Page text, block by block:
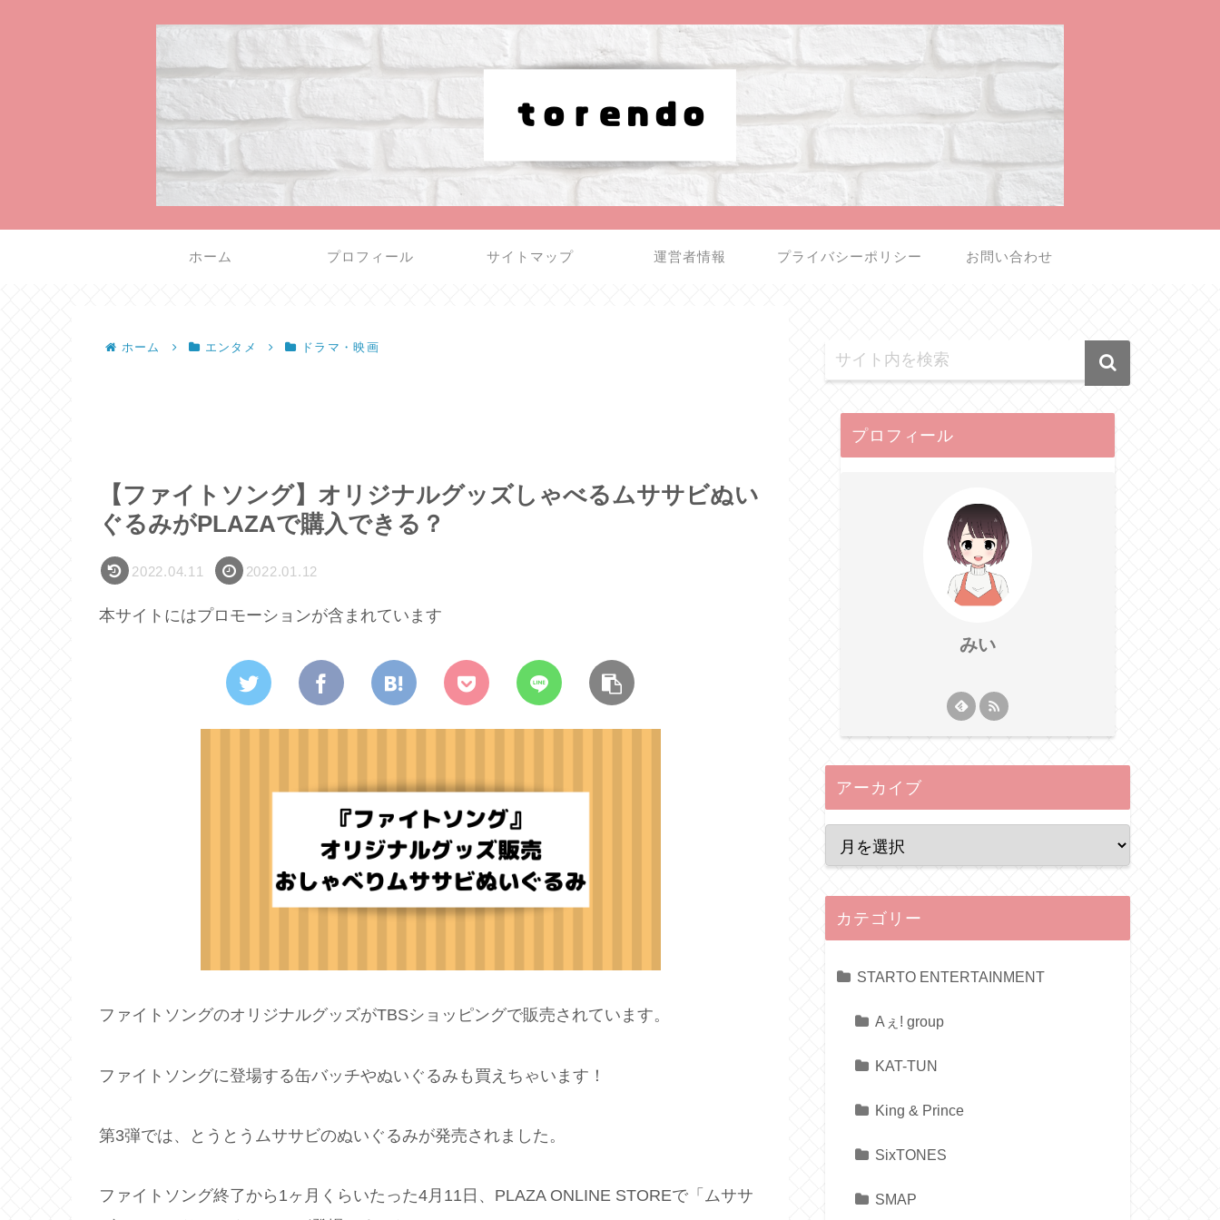
ホーム プロフィール サイトマップ 運営者情報 プライバシーポリシー お問い合わせ
ホーム エンタメ ドラマ・映画
【ファイトソング】オリジナルグッズしゃべるムササビぬい
ぐるみがPLAZAで購入できる？
2022.04.11 2022.01.12
本サイトにはプロモーションが含まれています
ファイトソングのオリジナルグッズがTBSショッピングで販売されています。
ファイトソングに登場する缶バッチやぬいぐるみも買えちゃいます！
第3弾では、とうとうムササビのぬいぐるみが発売されました。
ファイトソング終了から1ヶ月くらいたった4月11日、PLAZA ONLINE STOREで「ムササ
プロフィール
みい
アーカイブ
カテゴリー
STARTO ENTERTAINMENT
Aぇ! group
KAT-TUN
King & Prince
SixTONES
SMAP